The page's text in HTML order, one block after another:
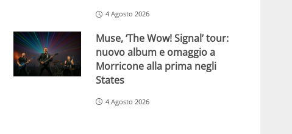
4 Agosto 2026
Muse, ‘The Wow! Signal’ tour:
nuovo album e omaggio a
Morricone alla prima negli
States
4 Agosto 2026